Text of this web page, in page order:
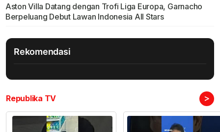
Aston Villa Datang dengan Trofi Liga Europa, Garnacho
Berpeluang Debut Lawan Indonesia All Stars
Rekomendasi
Republika TV >